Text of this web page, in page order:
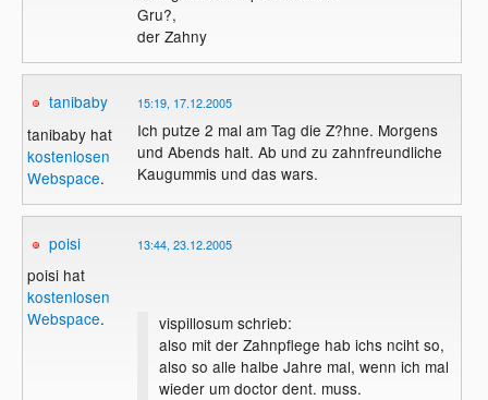
Gru?,
der Zahny
tanibaby
tanibaby hat
kostenlosen
Webspace.
15:19, 17.12.2005
Ich putze 2 mal am Tag die Z?hne. Morgens
und Abends halt. Ab und zu zahnfreundliche
Kaugummis und das wars.
poisi
poisi hat
kostenlosen
Webspace.
13:44, 23.12.2005
vispillosum schrieb:
also mit der Zahnpflege hab ichs nciht so,
also so alle halbe Jahre mal, wenn ich mal
wieder um doctor dent. muss.